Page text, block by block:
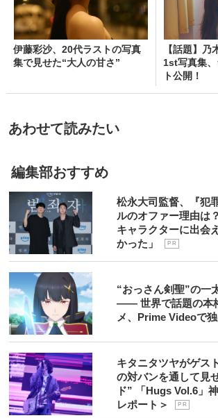
伊藤彩沙、20代ラストの写真
集で見せた“大人の甘さ”
【話題】乃
1st写真集
ト公開！
あわせて読みたい
編集部おすすめ
松永大司監督、『犯
ルのオファー理由は
キャラクターに出会
かった」
P R
“おっさん剣聖”の一
―― 世界で話題の本
メ、Prime Videoで
キタニタツヤがゲス
の対バンを通して見
ド” 「Hugs Vol.6」
レポート＞
P R